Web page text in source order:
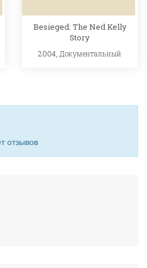
Besieged: The Ned Kelly
Story
2004, Документальный
отзывов